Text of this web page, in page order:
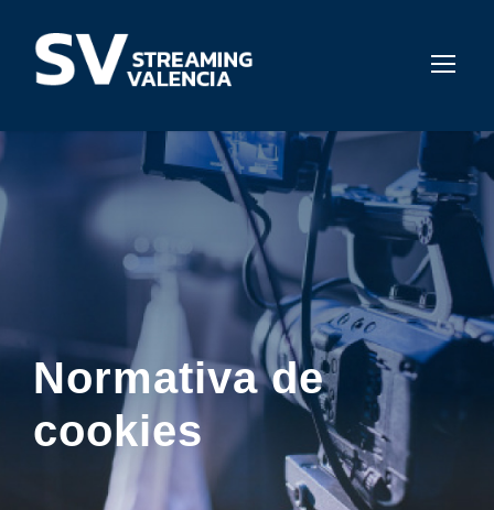
Normativa de
cookies